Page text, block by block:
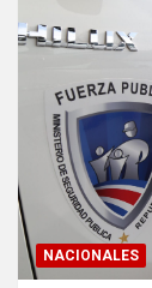
NACIONALES